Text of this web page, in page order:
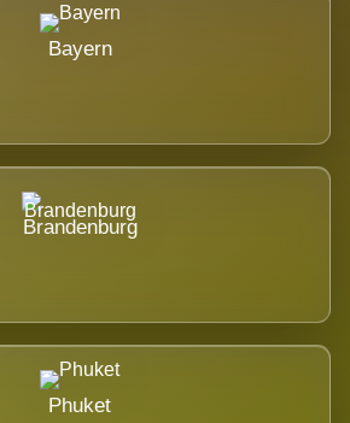
Bayern
Brandenburg
Phuket